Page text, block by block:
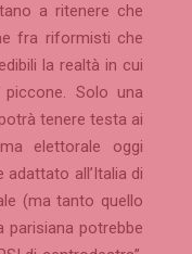
a ritenere che
fra riformisti che
la realtà in cui
Solo una
tenere testa ai
elettorale oggi
all’Italia di
(ma tanto quello
parisiana potrebbe